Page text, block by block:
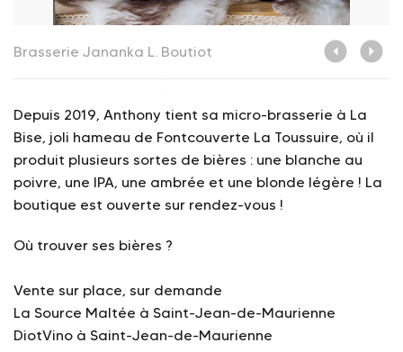
Brasserie Jananka L. Boutiot
Depuis 2019, Anthony tient sa micro-brasserie à La
Bise, joli hameau de Fontcouverte La Toussuire, où il
produit plusieurs sortes de bières : une blanche au
poivre, une IPA, une ambrée et une blonde légère ! La
boutique est ouverte sur rendez-vous !
Où trouver ses bières ?
Vente sur place, sur demande
La Source Maltée à Saint-Jean-de-Maurienne
DiotVino à Saint-Jean-de-Maurienne